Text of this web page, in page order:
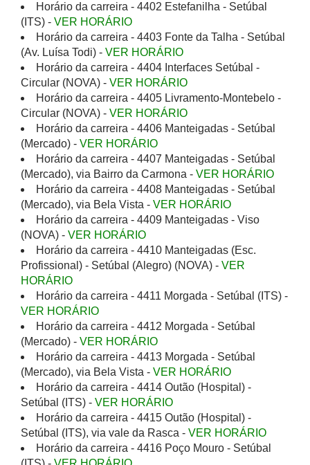
Horário da carreira - 4402 Estefanilha - Setúbal
(ITS) - VER HORÁRIO
Horário da carreira - 4403 Fonte da Talha - Setúbal
(Av. Luísa Todi) - VER HORÁRIO
Horário da carreira - 4404 Interfaces Setúbal -
Circular (NOVA) - VER HORÁRIO
Horário da carreira - 4405 Livramento-Montebelo -
Circular (NOVA) - VER HORÁRIO
Horário da carreira - 4406 Manteigadas - Setúbal
(Mercado) - VER HORÁRIO
Horário da carreira - 4407 Manteigadas - Setúbal
(Mercado), via Bairro da Carmona - VER HORÁRIO
Horário da carreira - 4408 Manteigadas - Setúbal
(Mercado), via Bela Vista - VER HORÁRIO
Horário da carreira - 4409 Manteigadas - Viso
(NOVA) - VER HORÁRIO
Horário da carreira - 4410 Manteigadas (Esc.
Profissional) - Setúbal (Alegro) (NOVA) - VER
HORÁRIO
Horário da carreira - 4411 Morgada - Setúbal (ITS) -
VER HORÁRIO
Horário da carreira - 4412 Morgada - Setúbal
(Mercado) - VER HORÁRIO
Horário da carreira - 4413 Morgada - Setúbal
(Mercado), via Bela Vista - VER HORÁRIO
Horário da carreira - 4414 Outão (Hospital) -
Setúbal (ITS) - VER HORÁRIO
Horário da carreira - 4415 Outão (Hospital) -
Setúbal (ITS), via vale da Rasca - VER HORÁRIO
Horário da carreira - 4416 Poço Mouro - Setúbal